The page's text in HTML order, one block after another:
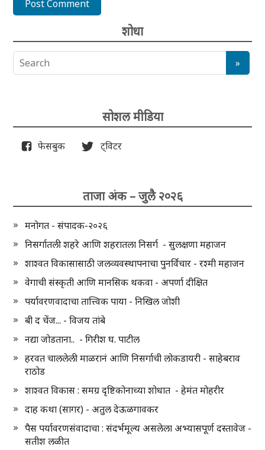
शोधा
सोशल मीडिया
फेसबुक ट्विटर
ताजा अंक – जुलै २०२६
मनोगत - संपादक-२०२६
निसर्गातली शहरे आणि शहरातला निसर्ग - सुलक्षणा महाजन
शाश्वत विकासासाठी जलव्यवस्थापनाचा पुनर्विचार - रश्मी महाजन
वेगाची संस्कृती आणि मानसिक थकवा - अपर्णा दीक्षित
पर्यावरणवादाचा तात्त्विक पाया - निखिल जोशी
बी द चेंज... - विजय तांबे
नद्या जोडताना.. - गिरीश घ. पाटील
हरवत चाललेली माळरानं आणि निसर्गाची लोकडायरी - साहेबराव
राठोड
शाश्वत विकास : समग्र दृष्टिकोनाच्या शोधात - हेमंत मोहरीर
दाह कथा (सागर) - अतुल देऊळगावकर
पैस पर्यावरणसंवादाचा : संदर्भमूल्य असलेला अभ्यासपूर्ण दस्तावेज -
सतीश लळीत